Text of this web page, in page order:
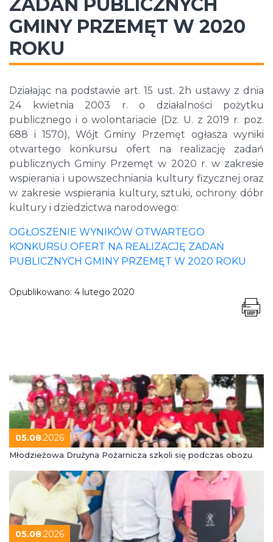
ZADAŃ PUBLICZNYCH
GMINY PRZEMĘT W 2020
ROKU
Działając na podstawie art. 15 ust. 2h ustawy z dnia
24 kwietnia 2003 r. o działalności pożytku
publicznego i o wolontariacie (Dz. U. z 2019 r. poz.
688 i 1570), Wójt Gminy Przemęt ogłasza wyniki
otwartego konkursu ofert na realizację zadań
publicznych Gminy Przemęt w 2020 r. w zakresie
wspierania i upowszechniania kultury fizycznej oraz
w zakresie wspierania kultury, sztuki, ochrony dóbr
kultury i dziedzictwa narodowego:
OGŁOSZENIE WYNIKÓW OTWARTEGO
KONKURSU OFERT NA REALIZACJĘ ZADAŃ
PUBLICZNYCH GMINY PRZEMĘT W 2020 ROKU
Opublikowano: 4 lutego 2020
05.08.2026
Młodzieżowa Drużyna Pożarnicza szkoli się podczas obozu
05.08.2026